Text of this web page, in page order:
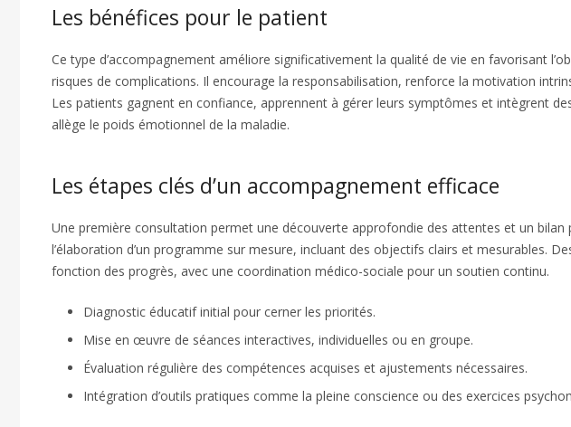
Les bénéfices pour le patient
Ce type d’accompagnement améliore significativement la qualité de vie en favorisant
risques de complications. Il encourage la responsabilisation, renforce la motivation
Les patients gagnent en confiance, apprennent à gérer leurs symptômes et intègrent
allège le poids émotionnel de la maladie.
Les étapes clés d’un accompagnement efficace
Une première consultation permet une découverte approfondie des attentes et un bilan
l’élaboration d’un programme sur mesure, incluant des objectifs clairs et mesurables.
fonction des progrès, avec une coordination médico-sociale pour un soutien continu.
Diagnostic éducatif initial pour cerner les priorités.
Mise en œuvre de séances interactives, individuelles ou en groupe.
Évaluation régulière des compétences acquises et ajustements nécessaires.
Intégration d’outils pratiques comme la pleine conscience ou des exercices